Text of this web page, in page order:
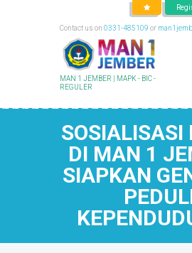
Contact us on 0331-485109 or
MAN 1 JEMBER | MAPK - BIC -
REGULER
SOSIALISASI
DI MAN 1
SIAPKAN